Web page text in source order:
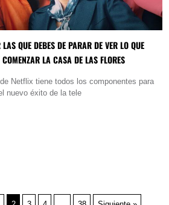
QUE DEBES DE PARAR DE VER LO QUE
COMENZAR LA CASA DE LAS FLORES
Netflix tiene todos los componentes para
nuevo éxito de la tele